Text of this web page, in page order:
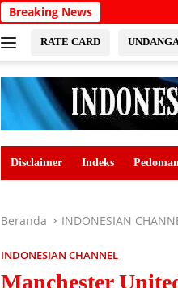
Breaking News
RATE CARD
Disclaimer Indeks
Beranda INDONESIAN
INDONESIAN CHANNEL
Manchester